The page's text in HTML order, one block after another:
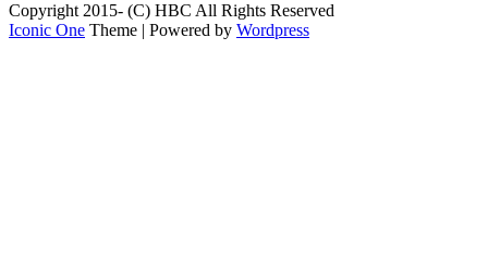
Copyright 2015- (C) HBC All Rights Reserved
Iconic One Theme | Powered by Wordpress